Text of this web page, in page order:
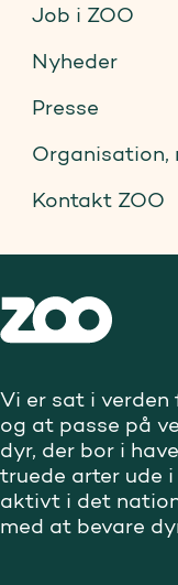
Job i ZOO
Nyheder
Presse
Organisation,
Kontakt ZOO
Vi er sat i
og at passe på
dyr, der bor i
truede arter ude
aktivt i det
med at bevare